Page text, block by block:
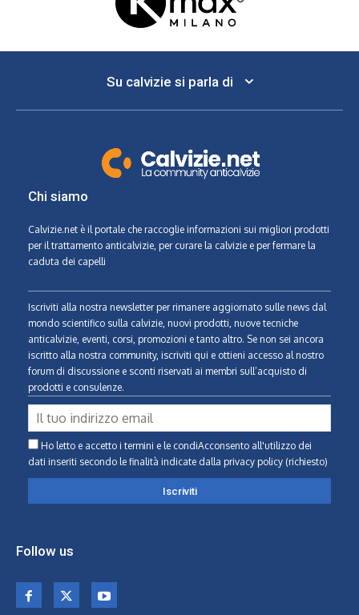
Su calvizie si parla di
Chi siamo
Calvizie.net è il portale che raccoglie informazioni sui migliori prodotti
per il trattamento anticalvizie, per curare la calvizie e per fermare la
caduta dei capelli
Iscriviti alla nostra newsletter per rimanere aggiornato sulle news dal
mondo scientifico sulla calvizie, nuovi prodotti, nuove tecniche
anticalvizie, eventi, corsi, promozioni e tanto altro. Se non sei ancora
iscritto alla nostra community, iscriviti qui e ottieni accesso al nostro
forum di discussione e sconti riservati ai membri sull’acquisto di
prodotti e consulenze.
Ho letto e accetto i termini e le condiAcconsento all'utilizzo dei
dati inseriti secondo le finalità indicate dalla privacy policy (richiesto)
Follow us